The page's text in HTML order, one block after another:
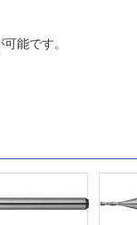
能です。